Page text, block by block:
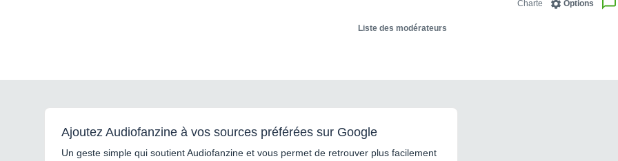
Options
Charte
Liste des modérateurs
Ajoutez Audiofanzine à vos sources préférées sur Google
Un geste simple qui soutient Audiofanzine et vous permet de retrouver plus facilement